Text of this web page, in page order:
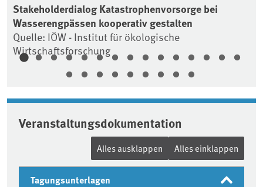
Stakeholderdialog Katastrophenvorsorge bei
Wasserengpässen kooperativ gestalten
Quelle: IÖW - Institut für ökologische
Wirtschaftsforschung
Veranstaltungsdokumentation
Alles ausklappen Alles einklappen
Tagungsunterlagen